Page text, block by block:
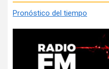
Pronóstico del tiempo